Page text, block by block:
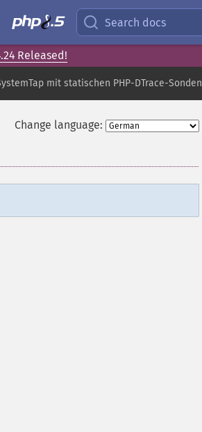
Search docs
Released!
mit statischen PHP-DTrace-Sonden
Change language: